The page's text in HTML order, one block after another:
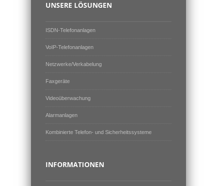
UNSERE LÖSUNGEN
ISDN-Telefonanlagen
VoIP-Telefonanlagen
Netzwerke/Verkabelung
Faxgeräte
Videoüberwachung
Alarmanlagen
Kombinierte Telefon- und Sicherheitssysteme
INFORMATIONEN